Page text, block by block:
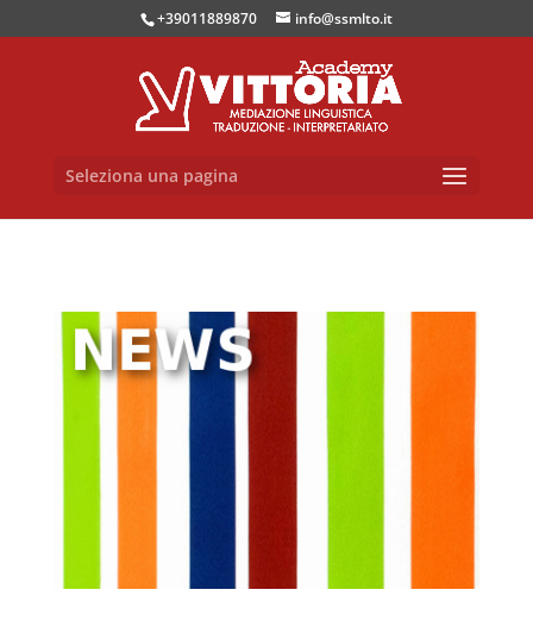
+39011889870 info@ssmlto.it
Seleziona una pagina